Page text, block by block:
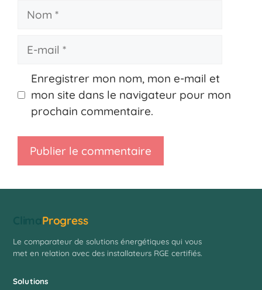
Nom
Enregistrer mon nom, mon e-mail et
mon site dans le navigateur pour mon
prochain commentaire.
Progress
Le comparateur de solutions énergétiques qui vous
met en relation avec des installateurs RGE certifiés.
Solutions